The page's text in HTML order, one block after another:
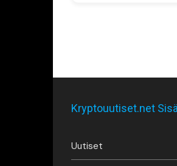
Kryptouutiset.net
Uutiset